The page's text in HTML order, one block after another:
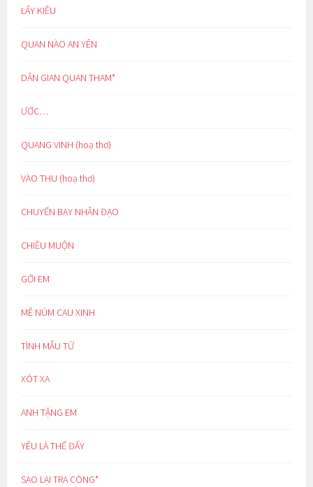
LẨY KIỀU
QUAN NÀO AN YÊN
DÂN GIAN QUAN THAM*
ƯỚC…
QUANG VINH (hoạ thơ)
VÀO THU (hoạ thơ)
CHUYẾN BAY NHÂN ĐẠO
CHIỀU MUỘN
GỞI EM
MÊ NÚM CAU XINH
TÌNH MẪU TỬ
XÓT XA
ANH TẶNG EM
YÊU LÀ THẾ ĐẤY
SAO LẠI TRA CÒNG*